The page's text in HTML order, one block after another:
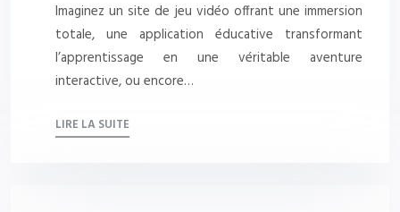
Imaginez un site de jeu vidéo offrant une immersion
totale, une application éducative transformant
l’apprentissage en une véritable aventure
interactive, ou encore…
LIRE LA SUITE